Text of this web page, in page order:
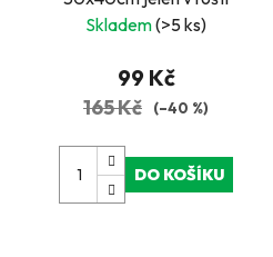
Skladem(>5 ks)
99 Kč
165 Kč (–40 %)
DO KOŠÍKU